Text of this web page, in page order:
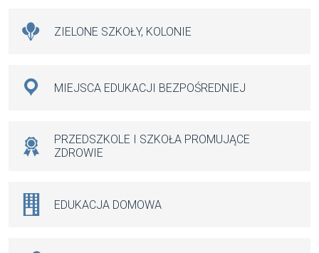
ZIELONE SZKOŁY, KOLONIE
MIEJSCA EDUKACJI BEZPOŚREDNIEJ
PRZEDSZKOLE I SZKOŁA PROMUJĄCE
ZDROWIE
EDUKACJA DOMOWA